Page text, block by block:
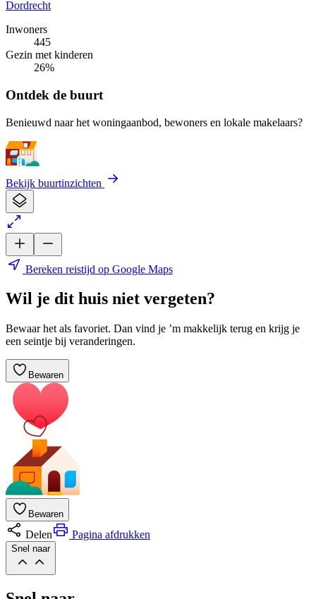
Dordrecht
Inwoners
445
Gezin met kinderen
26%
Ontdek de buurt
Benieuwd naar het woningaanbod, bewoners en lokale makelaars?
Bekijk buurtinzichten
Bereken reistijd op Google Maps
Wil je dit huis niet vergeten?
Bewaar het als favoriet. Dan vind je ’m makkelijk terug en krijg je
een seintje bij veranderingen.
Bewaren
Bewaren
Delen Pagina afdrukken
Snel naar